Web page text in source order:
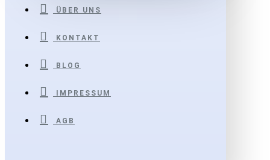
ÜBER UNS
KONTAKT
BLOG
IMPRESSUM
AGB